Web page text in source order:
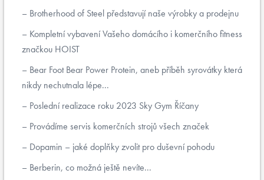
Brotherhood of Steel představují naše výrobky a prodejnu
Kompletní vybavení Vašeho domácího i komerčního fitness
značkou HOIST
Bear Foot Bear Power Protein, aneb příběh syrovátky která
nikdy nechutnala lépe...
Poslední realizace roku 2023 Sky Gym Říčany
Provádíme servis komerčních strojů všech značek
Dopamin – jaké doplňky zvolit pro duševní pohodu
Berberin, co možná ještě nevíte...